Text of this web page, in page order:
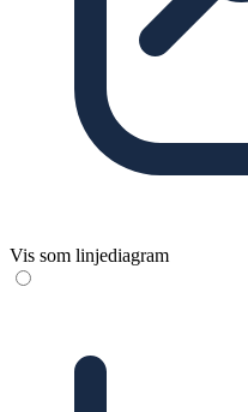
Vis som linjediagram